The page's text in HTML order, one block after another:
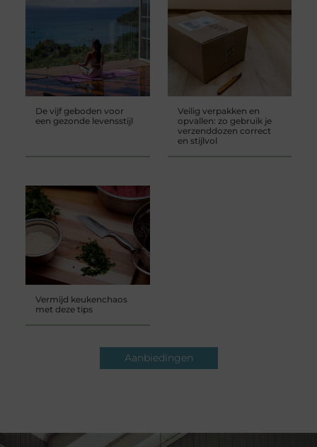
De vijf geboden voor
een gezonde levensstijl
Veilig verpakken en
opvallen: zo gebruik je
verzenddozen correct
en stijlvol
Vermijd keukenchaos
met deze tips
Aanbiedingen